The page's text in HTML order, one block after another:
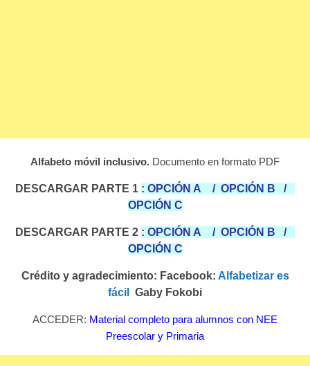
Alfabeto móvil inclusivo. Documento en formato PDF
DESCARGAR PARTE 1 : OPCIÓN A / OPCIÓN B /
OPCIÓN C
DESCARGAR PARTE 2 : OPCIÓN A / OPCIÓN B /
OPCIÓN C
Crédito y agradecimiento: Facebook: Alfabetizar es
fácil
Gaby Fokobi
ACCEDER: Material completo para alumnos con NEE
Preescolar y Primaria